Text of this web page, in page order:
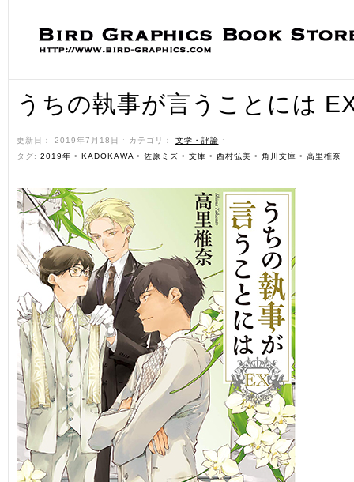
うちの執事が言うことには
更新日： 2019年7月18日 ˑ カテゴリ： 文学・評論 ˑ
タグ: 2019年 • KADOKAWA • 佐原ミズ • 文庫 • 西村弘美 • 角川文庫 • 高里椎奈